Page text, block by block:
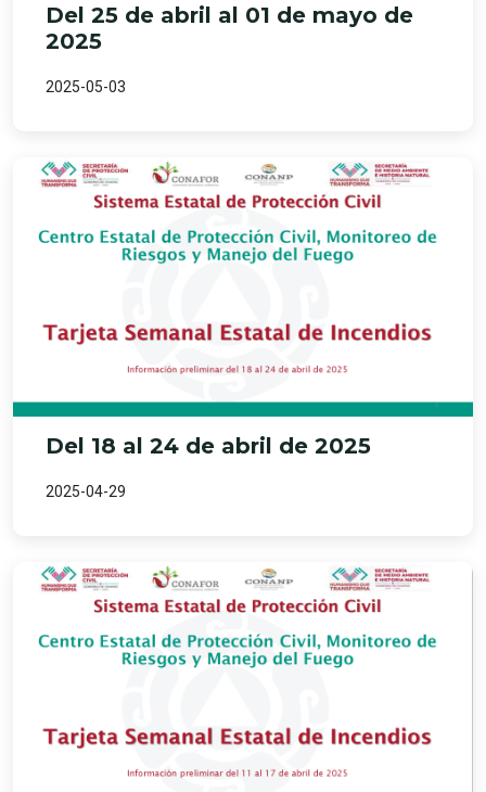
Del 25 de abril al 01 de mayo de
2025
2025-05-03
Del 18 al 24 de abril de 2025
2025-04-29